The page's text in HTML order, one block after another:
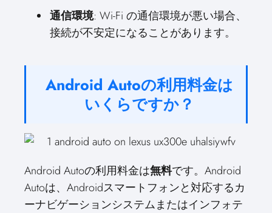
通信環境: Wi-Fi の通信環境が悪い場合、
接続が不安定になることがあります。
Android Autoの利用料金は
いくらですか？
Android Autoの利用料金は無料です。Android
Autoは、Androidスマートフォンと対応するカ
ーナビゲーションシステムまたはインフォテ